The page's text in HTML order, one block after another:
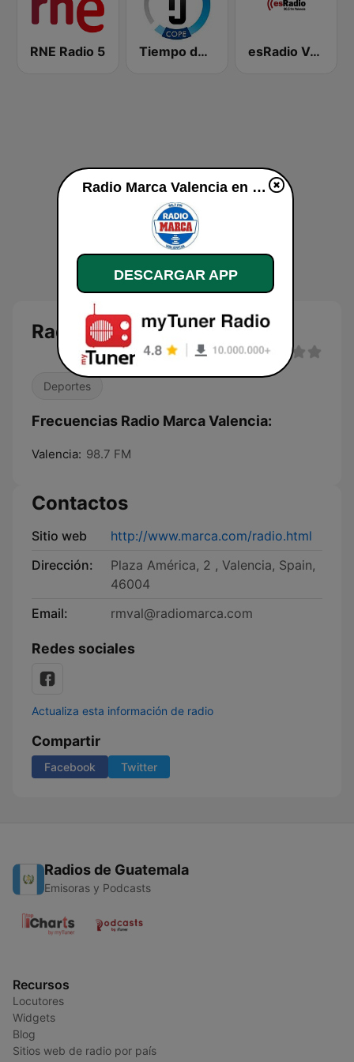
RNE Radio 5 Tiempo de Juego Cope Directo 2 esRadio Valencia
Radio Marca Valencia
Deportes
Frecuencias Radio Marca Valencia:
Valencia: 98.7 FM
Contactos
Sitio web
http://www.marca.com/radio.html
Dirección:
Plaza América, 2 , Valencia, Spain,
46004
Email:
rmval@radiomarca.com
Redes sociales
Actualiza esta información de radio
Compartir
Facebook Twitter
Radios de Guatemala
Emisoras y Podcasts
Recursos
Locutores
Widgets
Blog
Sitios web de radio por país
Radio Marca Valencia en línea
DESCARGAR APP